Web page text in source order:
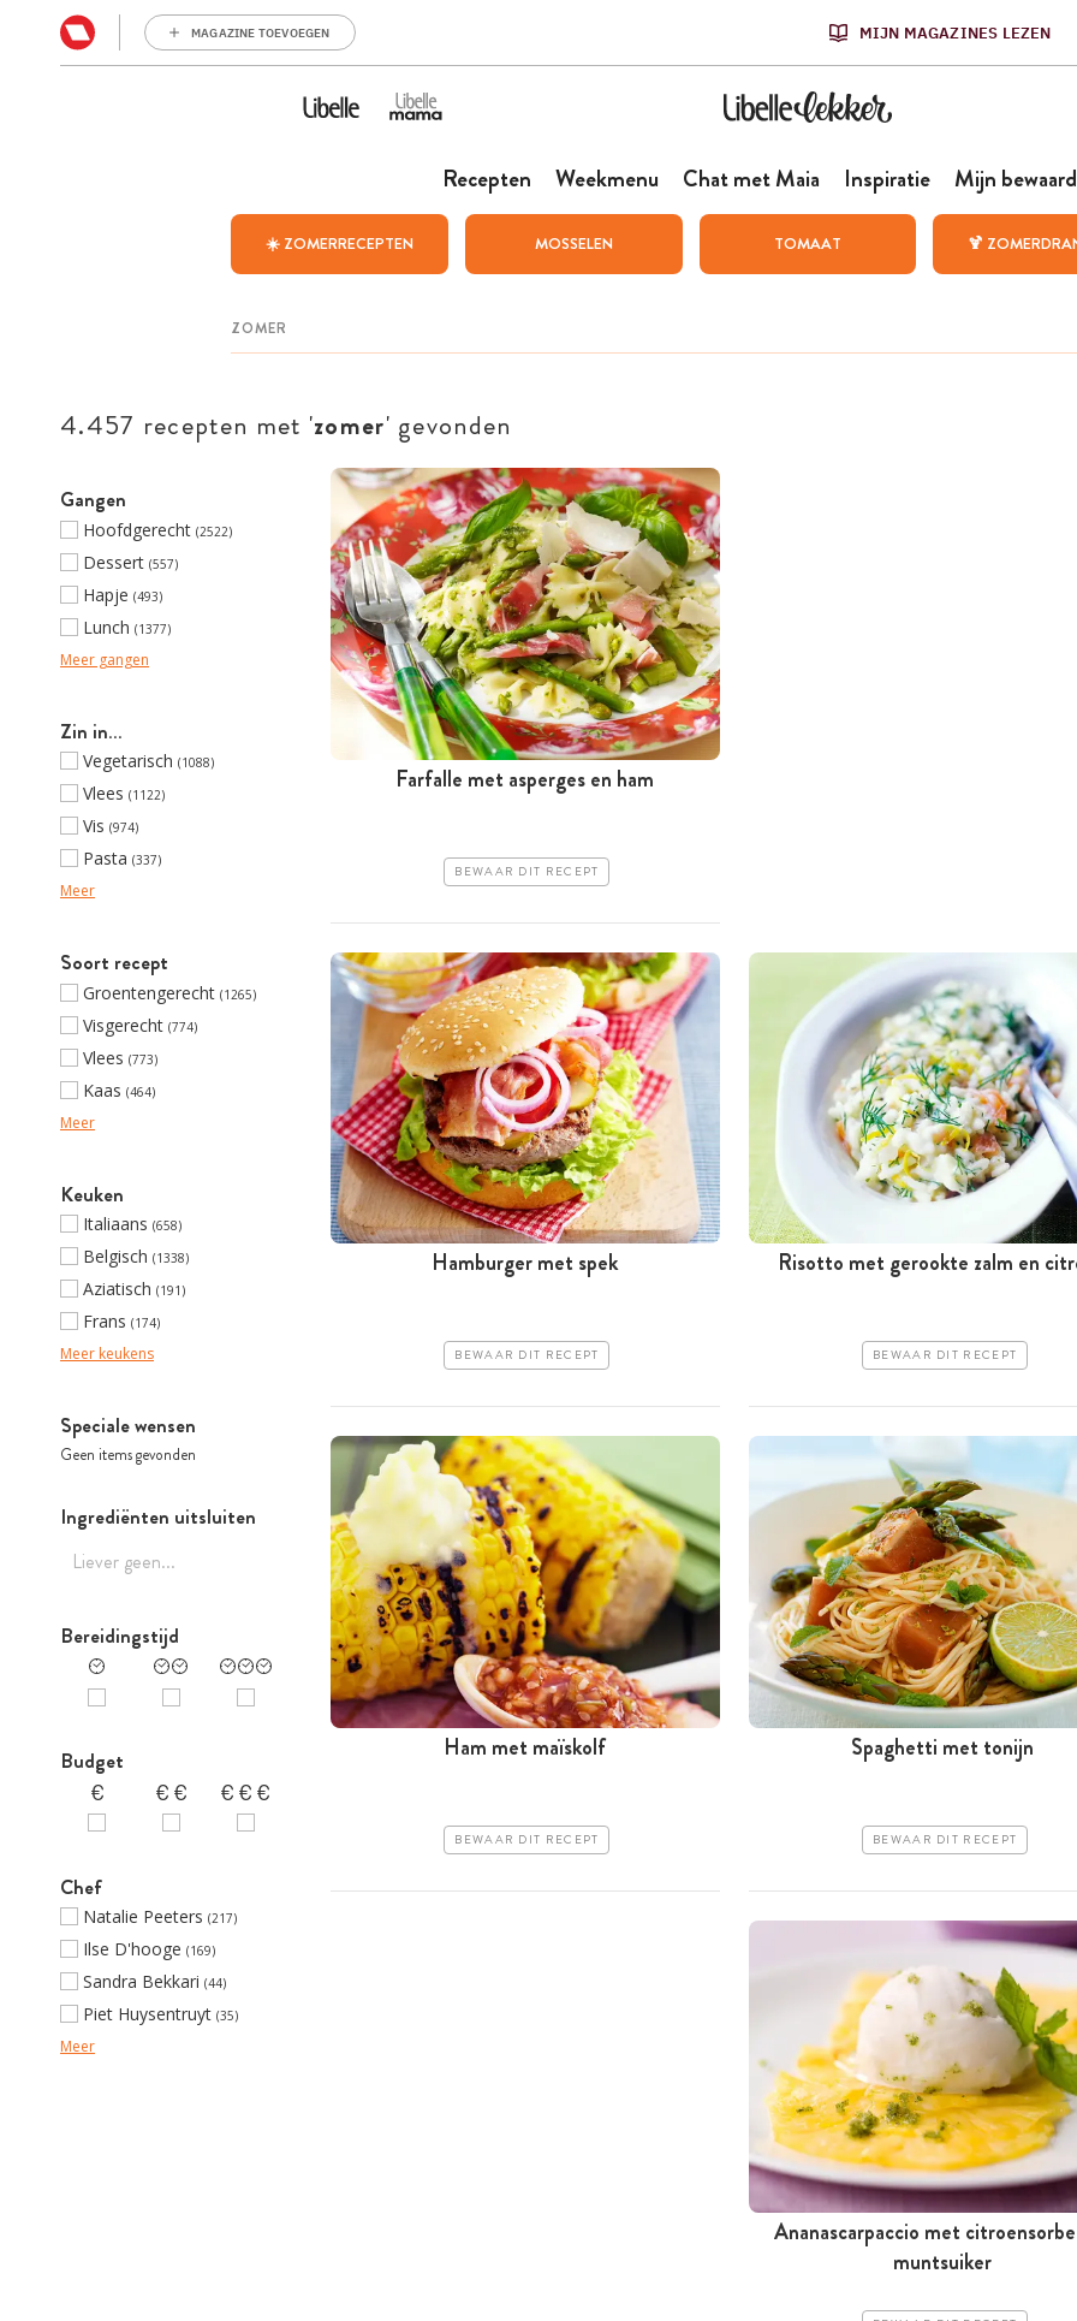
MAGAZINE TOEVOEGEN MIJN MAGAZINES LEZEN
Recepten Weekmenu Chat met Maia Inspiratie Mijn
☀️ ZOMERRECEPTEN MOSSELEN TOMAAT 🍹
4.457 recepten met 'zomer' gevonden
Gangen
Hoofdgerecht (2522)
Dessert (557)
Hapje (493)
Lunch (1377)
Meer gangen
Zin in…
Vegetarisch (1088)
Vlees (1122)
Vis (974)
Pasta (337)
Meer
Soort recept
Groentengerecht (1265)
Visgerecht (774)
Vlees (773)
Kaas (464)
Meer
Keuken
Italiaans (658)
Belgisch (1338)
Aziatisch (191)
Frans (174)
Meer keukens
Speciale wensen
Geen items gevonden
Ingrediënten uitsluiten
Bereidingstijd
Budget
Chef
Natalie Peeters (217)
Ilse D'hooge (169)
Sandra Bekkari (44)
Piet Huysentruyt (35)
Meer
Farfalle met asperges en ham
BEWAAR DIT RECEPT
Hamburger met spek
BEWAAR DIT RECEPT
Risotto met gerookte zalm en
BEWAAR DIT RECEPT
Ham met maïskolf
BEWAAR DIT RECEPT
Spaghetti met tonijn
BEWAAR DIT RECEPT
Ananascarpaccio met
muntsuiker